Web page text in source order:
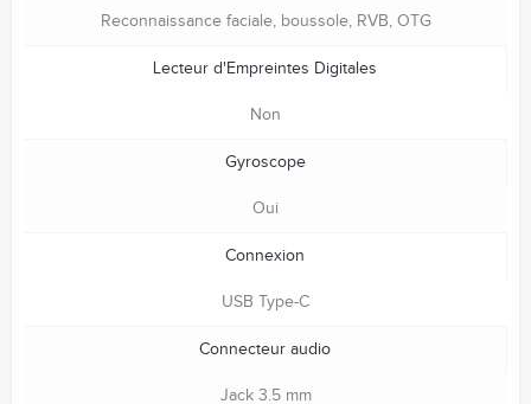
Reconnaissance faciale, boussole, RVB, OTG
Lecteur d'Empreintes Digitales
Non
Gyroscope
Oui
Connexion
USB Type-C
Connecteur audio
Jack 3.5 mm